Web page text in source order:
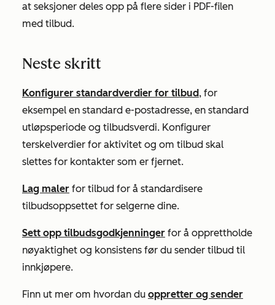
at seksjoner deles opp på flere sider i PDF-filen
med tilbud.
Neste skritt
Konfigurer standardverdier for tilbud, for
eksempel en standard e-postadresse, en standard
utløpsperiode og tilbudsverdi. Konfigurer
terskelverdier for aktivitet og om tilbud skal
slettes for kontakter som er fjernet.
Lag maler for tilbud for å standardisere
tilbudsoppsettet for selgerne dine.
Sett opp tilbudsgodkjenninger for å opprettholde
nøyaktighet og konsistens før du sender tilbud til
innkjøpere.
Finn ut mer om hvordan du oppretter og sender